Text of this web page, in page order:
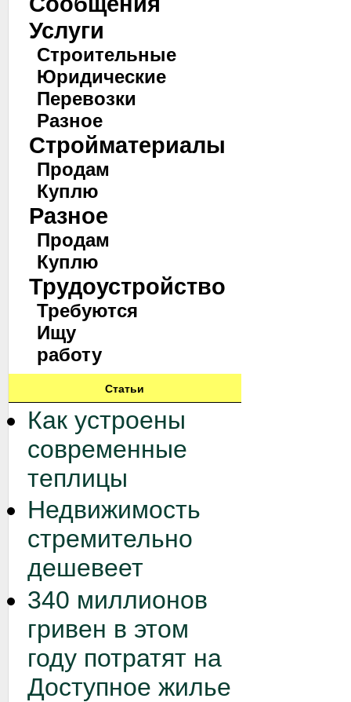
Услуги
Строительные
Юридические
Перевозки
Разное
Стройматериалы
Продам
Куплю
Разное
Продам
Куплю
Трудоустройство
Требуются
Ищу
работу
Статьи
Как устроены
современные
теплицы
Недвижимость
стремительно
дешевеет
340 миллионов
гривен в этом
году потратят на
Доступное жилье